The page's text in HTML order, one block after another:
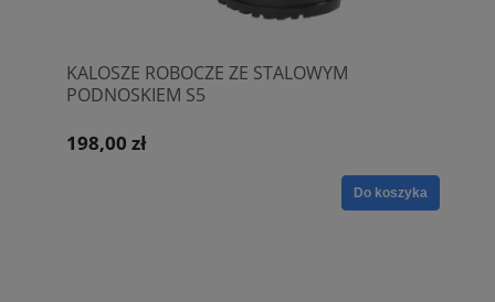
KALOSZE ROBOCZE ZE STALOWYM
PODNOSKIEM S5
198,00 zł
Do koszyka